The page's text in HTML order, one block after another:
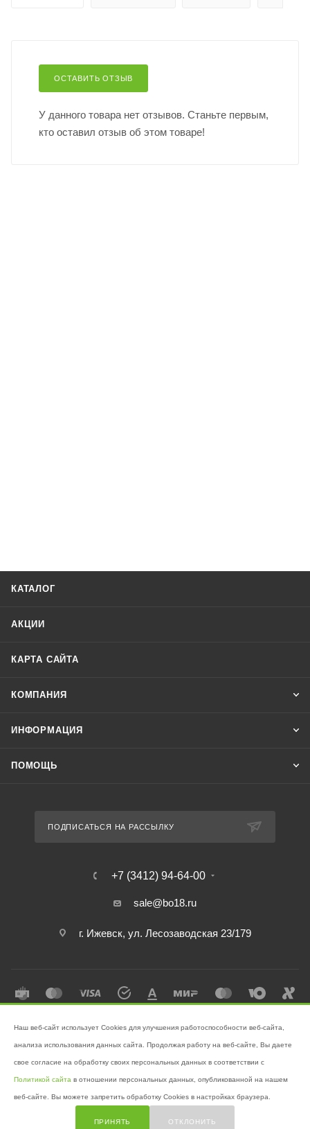
ОСТАВИТЬ ОТЗЫВ
У данного товара нет отзывов. Станьте первым,
кто оставил отзыв об этом товаре!
КАТАЛОГ
АКЦИИ
КАРТА САЙТА
КОМПАНИЯ
ИНФОРМАЦИЯ
ПОМОЩЬ
ПОДПИСАТЬСЯ НА РАССЫЛКУ
+7 (3412) 94-64-00
sale@bo18.ru
г. Ижевск, ул. Лесозаводская 23/179
поддержании чистоты!
Наш веб-сайт использует Cookies для улучшения работоспособности веб-сайта,
анализа использования данных сайта. Продолжая работу на веб-сайте, Вы даете
свое согласие на обработку своих персональных данных в соответствии с
Политикой сайта в отношении персональных данных, опубликованной на нашем
веб-сайте. Вы можете запретить обработку Cookies в настройках браузера.
ПРИНЯТЬ ОТКЛОНИТЬ